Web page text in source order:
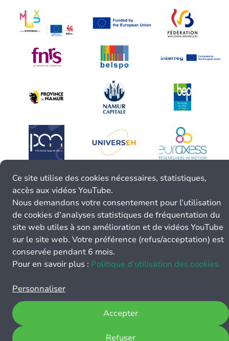
Ce site utilise des cookies nécessaires, statistiques,
accès aux vidéos YouTube.
Nous demandons votre consentement pour l’utilisation
de cookies d’analyses statistiques de fréquentation du
site web utiles à son amélioration et de vidéos YouTube
sur le site web. Votre préférence (refus/acceptation) est
conservée pendant 6 mois.
Pour en savoir plus : Politique d’utilisation des cookies.
Personnaliser
Refuser
Accepter